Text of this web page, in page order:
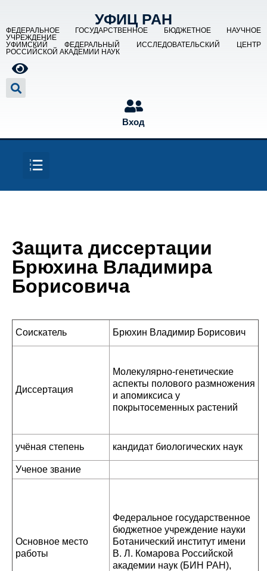
УФИЦ РАН
ФЕДЕРАЛЬНОЕ ГОСУДАРСТВЕННОЕ БЮДЖЕТНОЕ НАУЧНОЕ
УЧРЕЖДЕНИЕ
УФИМСКИЙ ФЕДЕРАЛЬНЫЙ ИССЛЕДОВАТЕЛЬСКИЙ ЦЕНТР
РОССИЙСКОЙ АКАДЕМИИ НАУК
Вход
Защита диссертации
Брюхина Владимира
Борисовича
Соискатель Брюхин Владимир Борисович
Диссертация
Молекулярно-генетические
аспекты полового размножения
и апомиксиса у
покрытосеменных растений
учёная степень кандидат биологических наук
Ученое звание
Основное место
работы
Федеральное государственное
бюджетное учреждение науки
Ботанический институт имени
В. Л. Комарова Российской
академии наук (БИН РАН),